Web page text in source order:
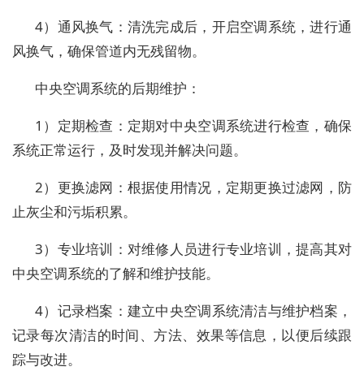
4）通风换气：清洗完成后，开启空调系统，进行通
风换气，确保管道内无残留物。
中央空调系统的后期维护：
1）定期检查：定期对中央空调系统进行检查，确保
系统正常运行，及时发现并解决问题。
2）更换滤网：根据使用情况，定期更换过滤网，防
止灰尘和污垢积累。
3）专业培训：对维修人员进行专业培训，提高其对
中央空调系统的了解和维护技能。
4）记录档案：建立中央空调系统清洁与维护档案，
记录每次清洁的时间、方法、效果等信息，以便后续跟
踪与改进。